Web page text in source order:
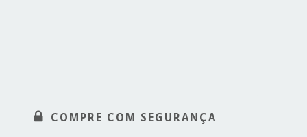
COMPRE COM SEGURANÇA